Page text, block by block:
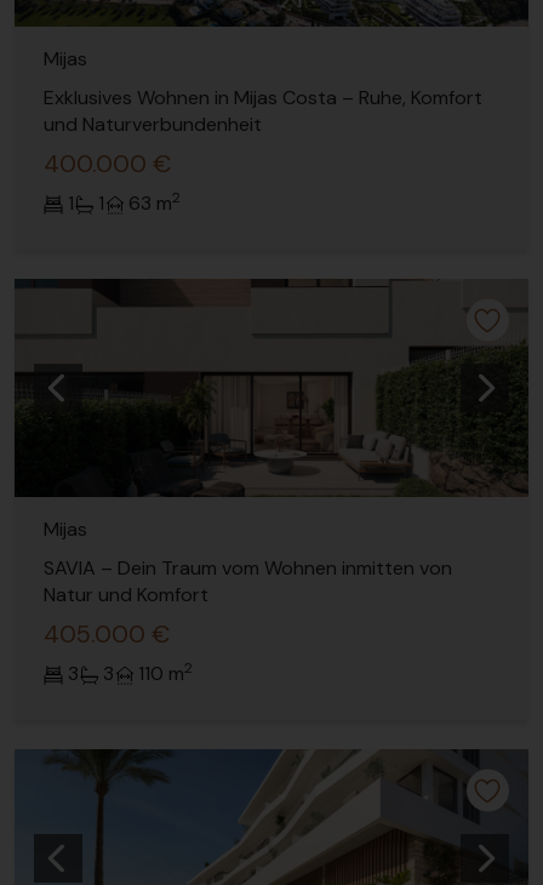
Mijas
Exklusives Wohnen in Mijas Costa – Ruhe, Komfort
und Naturverbundenheit
400.000 €
1 1 63 m2
Vorherige
Mijas
SAVIA – Dein Traum vom Wohnen inmitten von
Natur und Komfort
405.000 €
3 3 110 m2
Vorherige